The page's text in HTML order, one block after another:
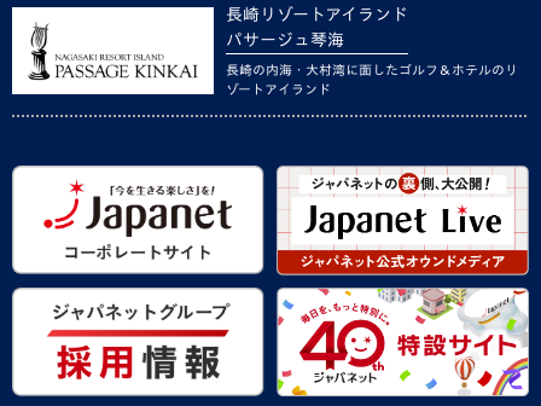
長崎リゾートアイランド
パサージュ琴海
長崎の内海・大村湾に面したゴルフ＆ホテルのリ
ゾートアイランド